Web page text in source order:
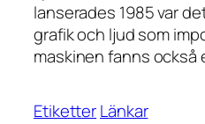
lanserades 1985 var
grafik och ljud som
maskinen fanns också
EtiketterLänkar